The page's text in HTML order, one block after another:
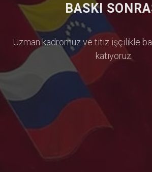
BASKI
Uzman kadromuz ve titiz işçilikle
katıyoruz.